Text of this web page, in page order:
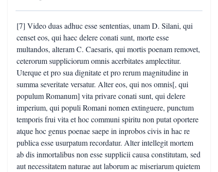
[7] Video duas adhuc esse sententias, unam D. Silani, qui
censet eos, qui haec delere conati sunt, morte esse
multandos, alteram C. Caesaris, qui mortis poenam removet,
ceterorum suppliciorum omnis acerbitates amplectitur.
Uterque et pro sua dignitate et pro rerum magnitudine in
summa severitate versatur. Alter eos, qui nos omnis[, qui
populum Romanum] vita privare conati sunt, qui delere
imperium, qui populi Romani nomen extinguere, punctum
temporis frui vita et hoc communi spiritu non putat oportere
atque hoc genus poenae saepe in inprobos civis in hac re
publica esse usurpatum recordatur. Alter intellegit mortem
ab dis inmortalibus non esse supplicii causa constitutam, sed
aut necessitatem naturae aut laborum ac miseriarum quietem